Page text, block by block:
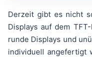
Derzeit gibt es nicht
Displays auf dem
runde Displays und
individuell angefertigt